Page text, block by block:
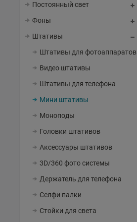
Постоянный свет
Фоны
Штативы
Штативы для фотоаппаратов
Видео штативы
Штативы для телефона
Мини штативы
Моноподы
Головки штативов
Аксессуары штативов
3D/360 фото системы
Держатель для телефона
Селфи палки
Стойки для света